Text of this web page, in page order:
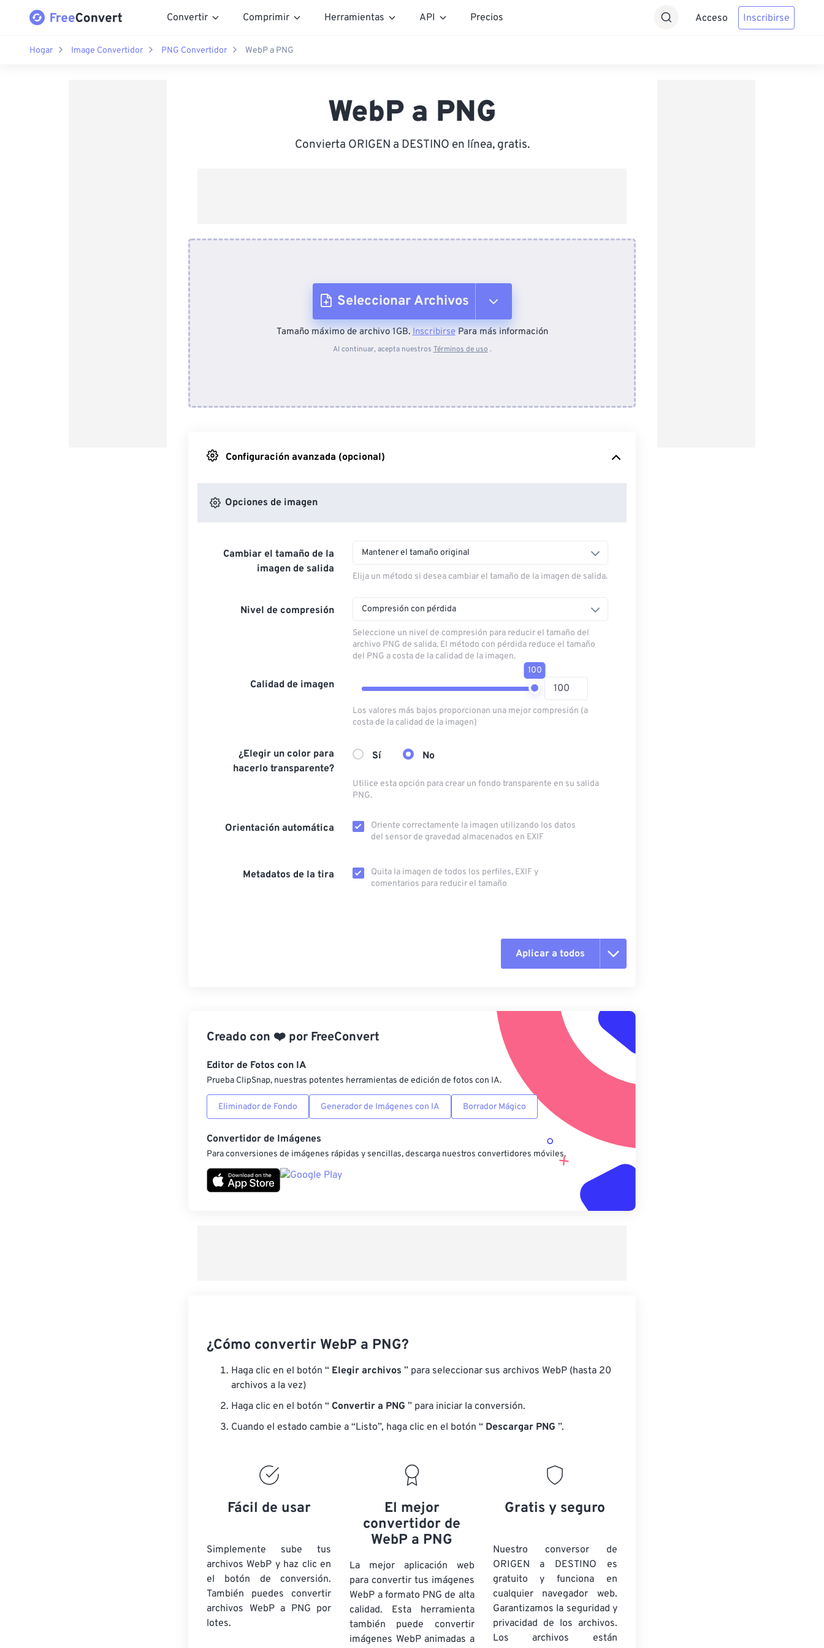
Convertir Comprimir Herramientas API Precios Acceso Inscribirse
Hogar Image Convertidor PNG Convertidor WebP a PNG
WebP a PNG
Convierta ORIGEN a DESTINO en línea, gratis.
Seleccionar Archivos
Desde el dispositivo
Tamaño máximo de archivo 1GB.InscribirsePara más información
Al continuar, acepta nuestros Términos de uso .
Configuración avanzada (opcional)
Opciones de imagen
Cambiar el tamaño de la
imagen de salida
Mantener el tamaño original
Elija un método si desea cambiar el tamaño de la imagen de salida.
Nivel de compresión Compresión con pérdida
Seleccione un nivel de compresión para reducir el tamaño del
archivo PNG de salida. El método con pérdida reduce el tamaño
del PNG a costa de la calidad de la imagen.
Calidad de imagen
100
Los valores más bajos proporcionan una mejor compresión (a
costa de la calidad de la imagen)
¿Elegir un color para
hacerlo transparente?
Sí No
Utilice esta opción para crear un fondo transparente en su salida
PNG.
Orientación automática
Oriente correctamente la imagen utilizando los datos
del sensor de gravedad almacenados en EXIF
Metadatos de la tira
Quita la imagen de todos los perfiles, EXIF ​​y
comentarios para reducir el tamaño
Aplicar a todos
Aplicar desde el ajuste preestablecido
Guardar como preestablecido
Creado con ❤️ por FreeConvert
Editor de Fotos con IA
Prueba ClipSnap, nuestras potentes herramientas de edición de fotos con IA.
Eliminador de Fondo Generador de Imágenes con IA Borrador Mágico
Convertidor de Imágenes
Para conversiones de imágenes rápidas y sencillas, descarga nuestros convertidores móviles.
¿Cómo convertir WebP a PNG?
Haga clic en el botón “ Elegir archivos ” para seleccionar sus archivos WebP (hasta 20
archivos a la vez)
Haga clic en el botón “ Convertir a PNG ” para iniciar la conversión.
Cuando el estado cambie a “Listo”, haga clic en el botón “ Descargar PNG ”.
Fácil de usar
Simplemente sube tus
archivos WebP y haz clic en
el botón de conversión.
También puedes convertir
archivos WebP a PNG por
lotes.
El mejor
convertidor de
WebP a PNG
La mejor aplicación web
para convertir tus imágenes
WebP a formato PNG de alta
calidad. Esta herramienta
también puede convertir
imágenes WebP animadas a
Gratis y seguro
Nuestro conversor de
ORIGEN a DESTINO es
gratuito y funciona en
cualquier navegador web.
Garantizamos la seguridad y
privacidad de los archivos.
Los archivos están